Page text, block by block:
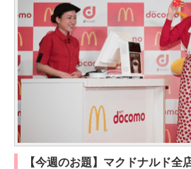
【今週のお題】 マクドナルド全